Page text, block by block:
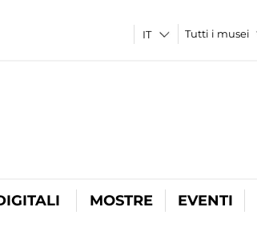
Tutti i musei
MOSTRE EVENTI